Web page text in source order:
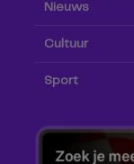
Nieuws
Cultuur
Sport